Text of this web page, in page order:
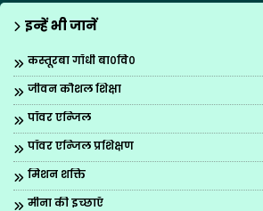
इन्हें भी जानें
कस्तूरबा गाँधी बा०वि०
जीवन कौशल शिक्षा
पॉवर एन्जिल
पॉवर एन्जिल प्रशिक्षण
मिशन शक्ति
मीना की इच्छाएँ